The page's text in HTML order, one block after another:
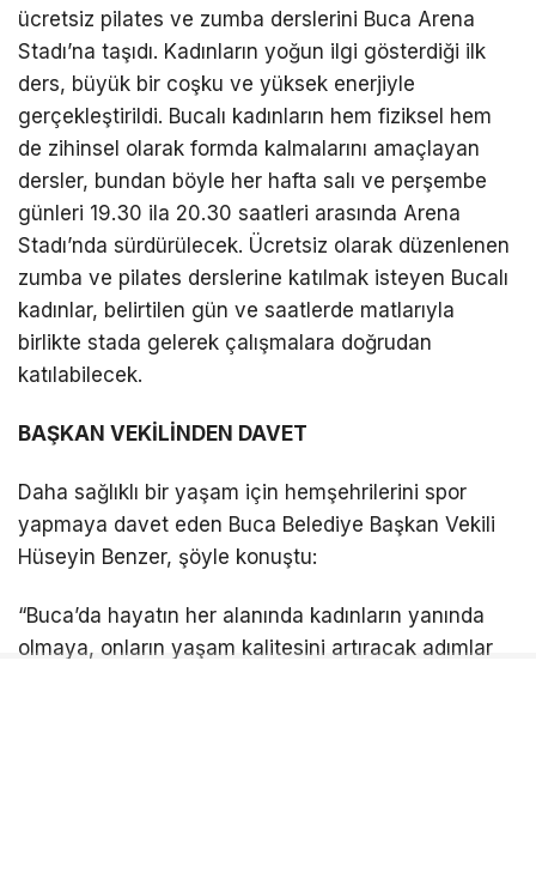
ücretsiz pilates ve zumba derslerini Buca Arena
Stadı’na taşıdı. Kadınların yoğun ilgi gösterdiği ilk
ders, büyük bir coşku ve yüksek enerjiyle
gerçekleştirildi. Bucalı kadınların hem fiziksel hem
de zihinsel olarak formda kalmalarını amaçlayan
dersler, bundan böyle her hafta salı ve perşembe
günleri 19.30 ila 20.30 saatleri arasında Arena
Stadı’nda sürdürülecek. Ücretsiz olarak düzenlenen
zumba ve pilates derslerine katılmak isteyen Bucalı
kadınlar, belirtilen gün ve saatlerde matlarıyla
birlikte stada gelerek çalışmalara doğrudan
katılabilecek.
BAŞKAN VEKİLİNDEN DAVET
Daha sağlıklı bir yaşam için hemşehrilerini spor
yapmaya davet eden Buca Belediye Başkan Vekili
Hüseyin Benzer, şöyle konuştu:
“Buca’da hayatın her alanında kadınların yanında
olmaya, onların yaşam kalitesini artıracak adımlar